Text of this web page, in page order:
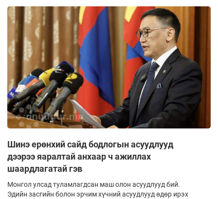
Шинэ ерөнхий сайд бодлогын асуудлууд
дээрээ яаралтай анхаар ч ажиллах
шаардлагатай гэв
Монгол улсад туламлагдсан маш олон асуудлууд бий.
Эдийн засгийн болон эрчим хүчний асуудлууд өдөр ирэх